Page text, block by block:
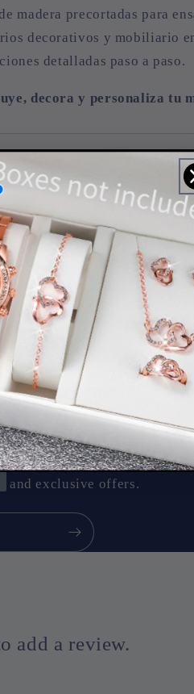
madera precortadas para
decorativos y mobiliario
detalladas paso a paso.
decora y personaliza tu
emails
and exclusive offers.
add a review.